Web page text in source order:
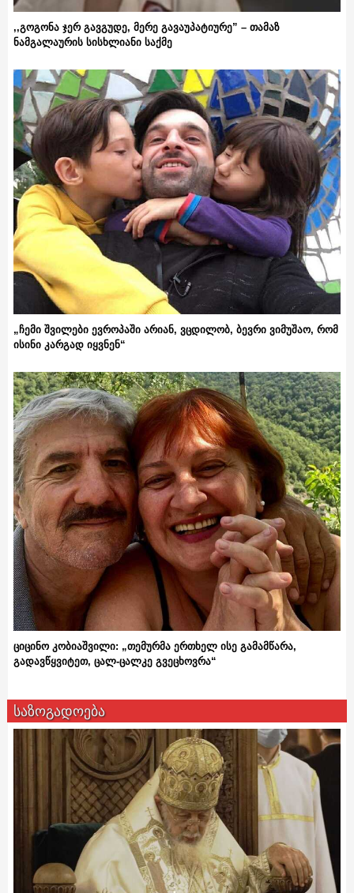
,,გოგონა ჯერ გავგუდე, მერე გავაუპატიურე” – თამაზ
ნამგალაურის სისხლიანი საქმე
„ჩემი შვილები ევროპაში არიან, ვცდილობ, ბევრი ვიმუშაო, რომ
ისინი კარგად იყვნენ“
ციცინო კობიაშვილი: „თემურმა ერთხელ ისე გამამწარა,
გადავწყვიტეთ, ცალ-ცალკე გვეცხოვრა“
საზოგადოება